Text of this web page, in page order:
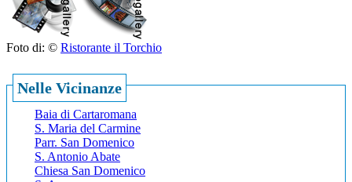
Foto di: © Ristorante il Torchio
Nelle Vicinanze
Baia di Cartaromana
S. Maria del Carmine
Parr. San Domenico
S. Antonio Abate
Chiesa San Domenico